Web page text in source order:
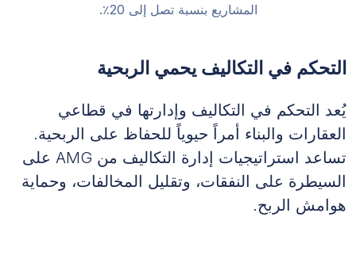
المشاريع بنسبة تصل إلى 20٪.
التحكم في التكاليف يحمي الربحية
يُعد التحكم في التكاليف وإدارتها في قطاعي
العقارات والبناء أمراً حيوياً للحفاظ على الربحية.
تساعد استراتيجيات إدارة التكاليف من AMG على
السيطرة على النفقات، وتقليل المخالفات، وحماية
هوامش الربح.